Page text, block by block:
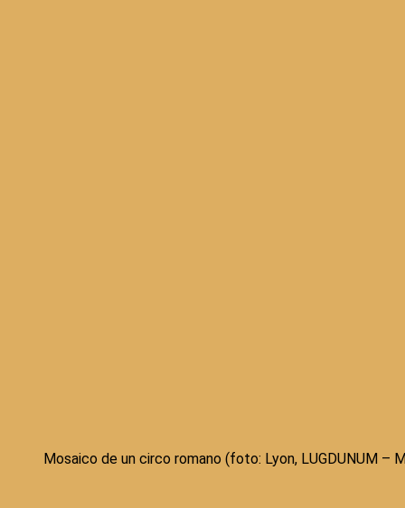
Mosaico de un circo romano (foto: Lyon, LUGDUNUM –